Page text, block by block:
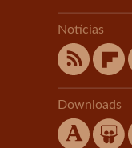
Notícias
Downloads